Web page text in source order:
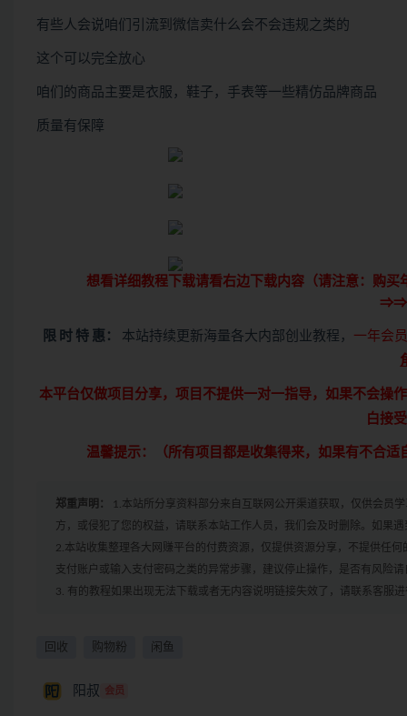
有些人会说咱们引流到微信卖什么会不会违规之类的
这个可以完全放心
咱们的商品主要是衣服，鞋子，手表等一些精仿品牌商品
质量有保障
想看详细教程下载请看右边下载内容（请注意： 购买
限 时 特 惠： 本站持续更新海量各大内部创业教程， 一年会
本平台仅做项目分享，项目不提供一对一指导，如果不会操
白接
温馨提示：（所有项目都是收集得来，如果有不合适
郑重声明：
1.本站所分享资料部分来自互联网公开渠道获取，仅供会员
方，或侵犯了您的权益，请联系本站工作人员，我们会及时删除。如果
2.本站收集整理各大网赚平台的付费资源，仅提供资源分享，不提供任
支付账户或输入支付密码之类的异常步骤，建议停止操作，是否有风险请
3. 有的教程如果出现无法下载或者无内容说明链接失效了，请联系客服进
回收 购物粉 闲鱼
阳叔 会员